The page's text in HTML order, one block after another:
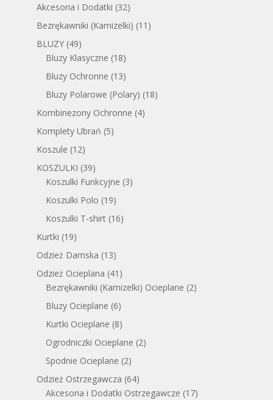
Akcesoria i Dodatki (32)
Bezrękawniki (Kamizelki) (11)
BLUZY (49)
Bluzy Klasyczne (18)
Bluzy Ochronne (13)
Bluzy Polarowe (Polary) (18)
Kombinezony Ochronne (4)
Komplety Ubrań (5)
Koszule (12)
KOSZULKI (39)
Koszulki Funkcyjne (3)
Koszulki Polo (19)
Koszulki T-shirt (16)
Kurtki (19)
Odzież Damska (13)
Odzież Ocieplana (41)
Bezrękawniki (Kamizelki) Ocieplane (2)
Bluzy Ocieplane (6)
Kurtki Ocieplane (8)
Ogrodniczki Ocieplane (2)
Spodnie Ocieplane (2)
Odzież Ostrzegawcza (64)
Akcesoria i Dodatki Ostrzegawcze (17)